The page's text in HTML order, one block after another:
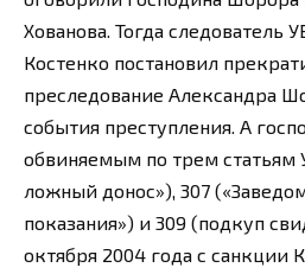
Хованова. Тогда
Костенко постановил
преследование Александра
события преступления. А
обвиняемым по трем статьям
ложный донос»), 307
показания») и 309 (подкуп
октября 2004 года с санкции